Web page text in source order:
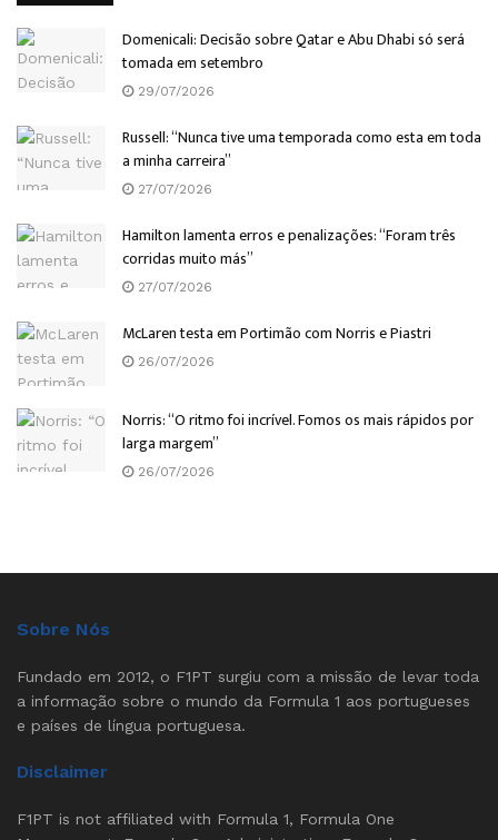
Domenicali: Decisão sobre Qatar e Abu Dhabi só será
tomada em setembro
29/07/2026
Russell: “Nunca tive uma temporada como esta em toda
a minha carreira”
27/07/2026
Hamilton lamenta erros e penalizações: “Foram três
corridas muito más”
27/07/2026
McLaren testa em Portimão com Norris e Piastri
26/07/2026
Norris: “O ritmo foi incrível. Fomos os mais rápidos por
larga margem”
26/07/2026
Sobre Nós
Fundado em 2012, o F1PT surgiu com a missão de levar toda
a informação sobre o mundo da Formula 1 aos portugueses
e países de língua portuguesa.
Disclaimer
F1PT is not affiliated with Formula 1, Formula One